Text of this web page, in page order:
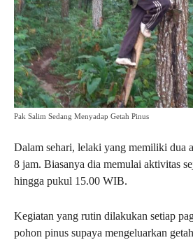
Pak Salim Sedang Menyadap Getah Pinus
Dalam sehari, lelaki yang memiliki dua
8 jam. Biasanya dia memulai aktivitas
hingga pukul 15.00 WIB.
Kegiatan yang rutin dilakukan setiap
pohon pinus supaya mengeluarkan